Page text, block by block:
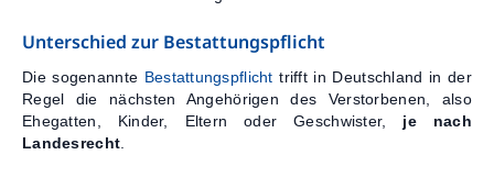
Unterschied zur Bestattungspflicht
Die sogenannte Bestattungspflicht trifft in Deutschland in der
Regel die nächsten Angehörigen des Verstorbenen, also
Ehegatten, Kinder, Eltern oder Geschwister,
je nach
Landesrecht